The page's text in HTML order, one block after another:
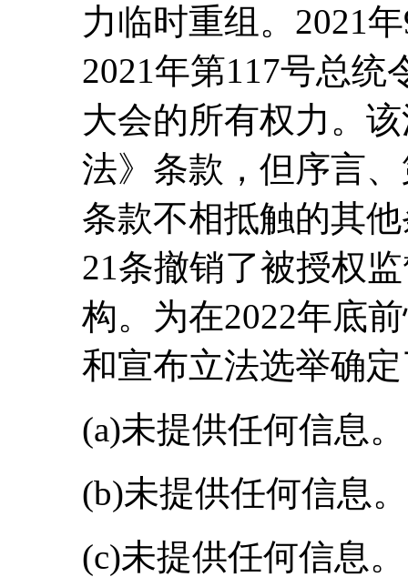
力临时重组。2021
2021年第117号总统
大会的所有权力。
法》条款，但序言
条款不相抵触的其
21条撤销了被授权
构。为在2022年底
和宣布立法选举确
(a)未提供任何信息。
(b)未提供任何信息。
(c)未提供任何信息。